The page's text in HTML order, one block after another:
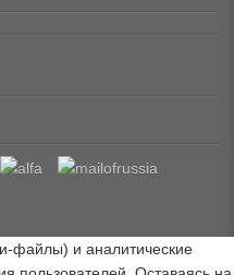
файлы) и аналитические